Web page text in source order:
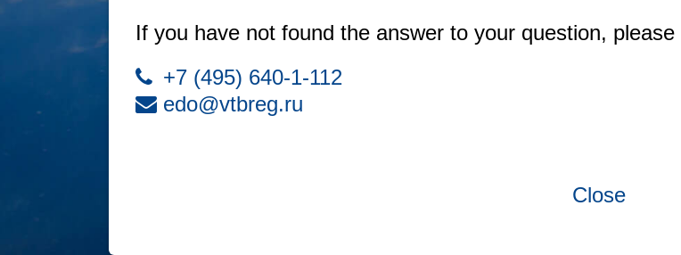
If you have not found the answer to your question,
+7 (495) 640-1-112
edo@vtbreg.ru
Close